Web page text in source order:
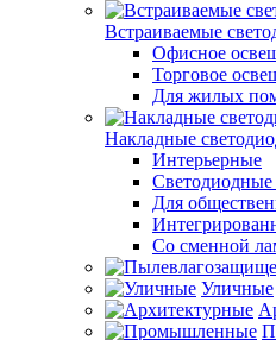
Встраиваемые
Офисное
Торговое
Для жилых
Накладные
Интерьерные
Светодиодные
Для
Со сменной
Уличные